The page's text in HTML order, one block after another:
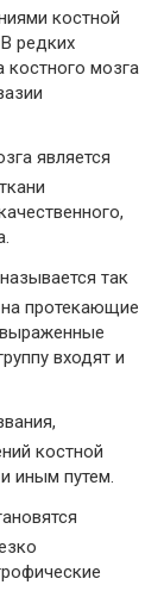
костной
редких
костного мозга
является
так
на протекающие
входят и
костной
иным путем.